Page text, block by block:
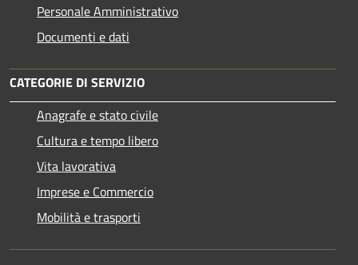
Personale Amministrativo
Documenti e dati
CATEGORIE DI SERVIZIO
Anagrafe e stato civile
Cultura e tempo libero
Vita lavorativa
Imprese e Commercio
Mobilità e trasporti